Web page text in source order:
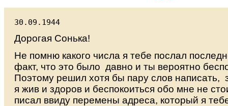
30.09.1944
Дорогая Сонька!
Нe помню какого числа я тебе послал
факт, что это было давно и ты вероятно
Поэтому решил хотя бы пару слов написать,
я жив и здоров и беспокоиться обо мне не
писал ввиду перемены адреса, который я